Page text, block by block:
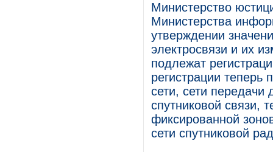
Министерство
Министерства
утверждении
электросвязи и их
подлежат
регистрации теперь
сети, сети
спутниковой связи,
фиксированной
сети спутниковой